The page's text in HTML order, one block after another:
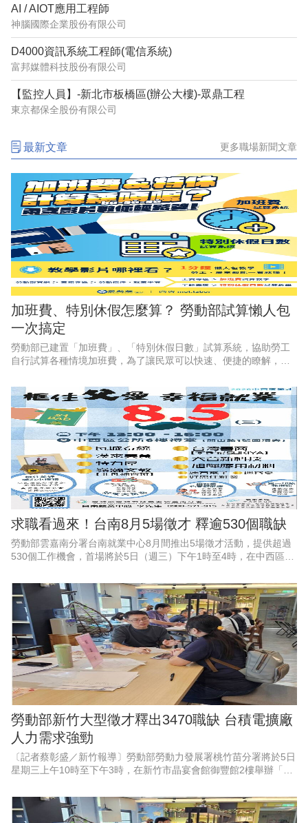
AI / AIOT應用工程師
神腦國際企業股份有限公司
D4000資訊系統工程師(電信系統)
富邦媒體科技股份有限公司
【監控人員】-新北市板橋區(辦公大樓)-眾鼎工程
東京都保全股份有限公司
最新文章 更多職場新聞文章
加班費、特別休假怎麼算？ 勞動部試算懶人包
一次搞定
勞動部已建置「加班費」、「特別休假日數」試算系統，協助勞工
自行試算各種情境加班費，為了讓民眾可以快速、便捷的瞭解，勞
雇主都能一看就懂、動動手
求職看過來！台南8月5場徵才 釋逾530個職缺
勞動部雲嘉南分署台南就業中心8月間推出5場徵才活動，提供超過
530個工作機會，首場將於5日（週三）下午1時至4時，在中西區公
家企業現場徵才、
勞動部新竹大型徵才釋出3470職缺 台積電擴廠
人力需求強勁
〔記者蔡彰盛／新竹報導〕勞動部勞動力發展署桃竹苗分署將於5日
星期三上午10時至下午3時，在新竹市晶宴會館御豐館2樓舉辦「新
科技業廠商高達37